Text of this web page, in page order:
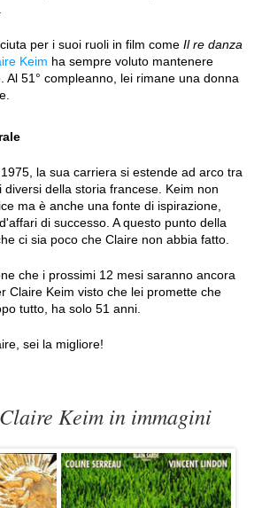
per i suoi ruoli in film come Il re danza
Keim ha sempre voluto mantenere
Al 51° compleanno, lei rimane una donna
la sua carriera si estende ad arco tra
diversi della storia francese. Keim non
ma è anche una fonte di ispirazione,
di successo. A questo punto della
ci sia poco che Claire non abbia fatto.
che i prossimi 12 mesi saranno ancora
Claire Keim visto che lei promette che
tutto, ha solo 51 anni.
sei la migliore!
Keim in immagini